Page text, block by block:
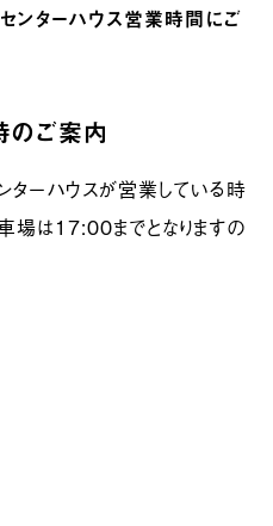
ンターハウス営業時間にご
のご案内
ターハウスが営業している時
場は17:00までとなりますの